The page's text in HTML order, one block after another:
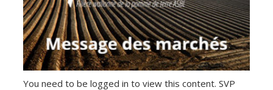
You need to be logged in to view this content. SVP